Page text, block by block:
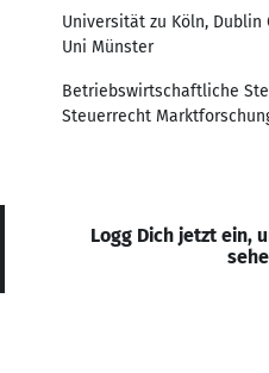
Universität zu Köln, Dublin
Uni Münster
Betriebswirtschaftliche
Steuerrecht
Logg Dich jetzt ein,